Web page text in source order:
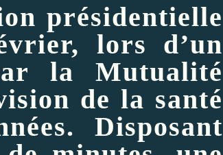
présidentielle
lors d’un
la Mutualité
de la santé
Disposant